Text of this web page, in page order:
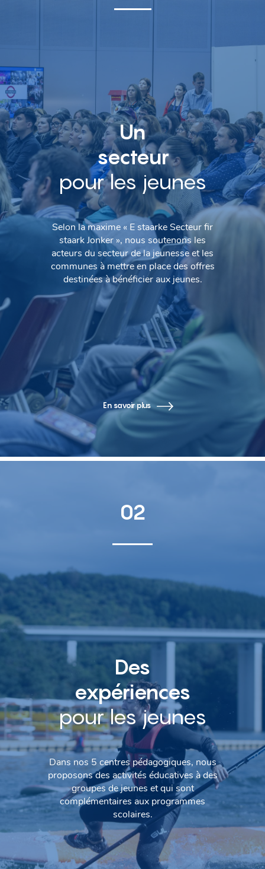
Un
secteur
pour les jeunes
Selon la maxime « E staarke Secteur fir
staark Jonker », nous soutenons les
acteurs du secteur de la jeunesse et les
communes à mettre en place des offres
destinées à bénéficier aux jeunes.
En savoir plus
02
Des
expériences
pour les jeunes
Dans nos 5 centres pédagogiques, nous
proposons des activités éducatives à des
groupes de jeunes et qui sont
complémentaires aux programmes
scolaires.